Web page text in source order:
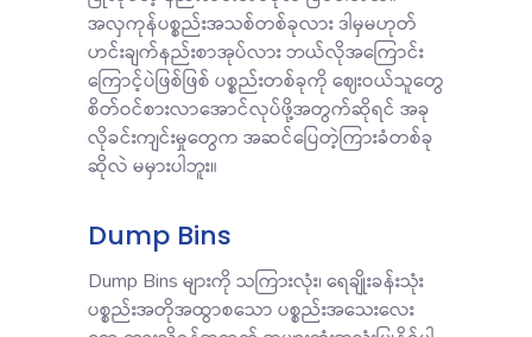
အလှကုန်ပစ္စည်းအသစ်တစ်ခုလား ဒါမှမဟုတ်
ဟင်းချက်နည်းစာအုပ်လား ဘယ်လိုအကြောင်း
ကြောင့်ပဲဖြစ်ဖြစ် ပစ္စည်းတစ်ခုကို ဈေးဝယ်သူတွေ
စိတ်ဝင်စားလာအောင်လုပ်ဖို့အတွက်ဆိုရင် အခု
လိုခင်းကျင်းမှုတွေက အဆင်ပြေတဲ့ကြားခံတစ်ခု
ဆိုလဲ မမှားပါဘူး။
Dump Bins
Dump Bins များကို သကြားလုံး၊ ရေချိုးခန်းသုံး
ပစ္စည်းအတိုအထွာစသော ပစ္စည်းအသေးလေး